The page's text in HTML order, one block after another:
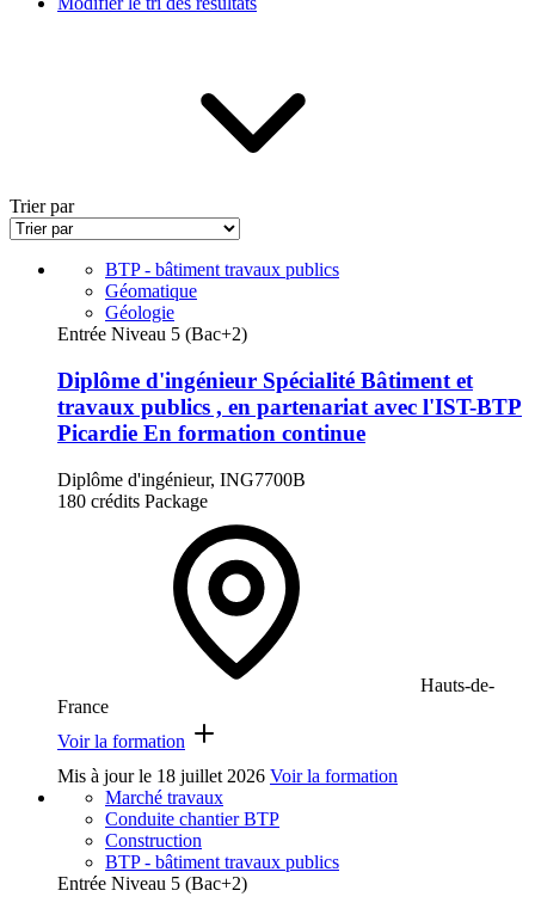
Trier par
BTP - bâtiment travaux publics
Géomatique
Géologie
Entrée Niveau 5 (Bac+2)
Diplôme d'ingénieur Spécialité Bâtiment et
travaux publics , en partenariat avec l'IST-BTP
Picardie En formation continue
Diplôme d'ingénieur, ING7700B
180 crédits Package
Hauts-de-
France
Voir la formation
Mis à jour le 18 juillet 2026 Voir la formation
Marché travaux
Conduite chantier BTP
Construction
BTP - bâtiment travaux publics
Entrée Niveau 5 (Bac+2)